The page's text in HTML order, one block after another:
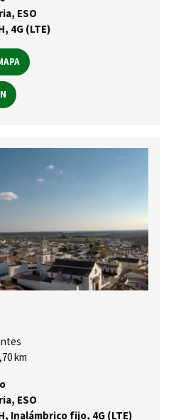
ESO
4G (LTE)
km
ESO
Inalámbrico fijo, 4G (LTE)